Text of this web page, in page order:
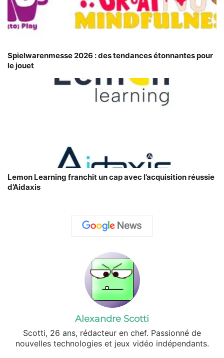
Spielwarenmesse 2026 : des tendances étonnantes pour
le jouet
Lemon Learning franchit un cap avec l’acquisition réussie
d’Aidaxis
Alexandre Scotti
Scotti, 26 ans, rédacteur en chef. Passionné de
nouvelles technologies et jeux vidéo indépendants.